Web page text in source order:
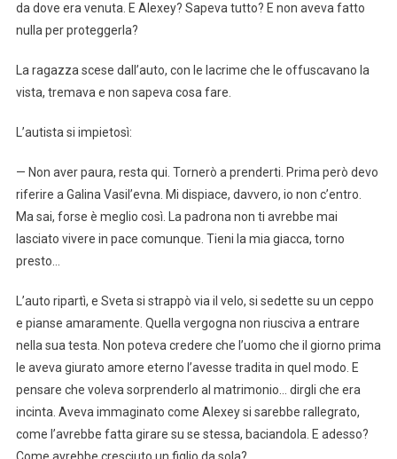
da dove era venuta. E Alexey? Sapeva tutto? E non aveva fatto
nulla per proteggerla?
La ragazza scese dall’auto, con le lacrime che le offuscavano la
vista, tremava e non sapeva cosa fare.
L’autista si impietosì:
— Non aver paura, resta qui. Tornerò a prenderti. Prima però devo
riferire a Galina Vasil’evna. Mi dispiace, davvero, io non c’entro.
Ma sai, forse è meglio così. La padrona non ti avrebbe mai
lasciato vivere in pace comunque. Tieni la mia giacca, torno
presto…
L’auto ripartì, e Sveta si strappò via il velo, si sedette su un ceppo
e pianse amaramente. Quella vergogna non riusciva a entrare
nella sua testa. Non poteva credere che l’uomo che il giorno prima
le aveva giurato amore eterno l’avesse tradita in quel modo. E
pensare che voleva sorprenderlo al matrimonio… dirgli che era
incinta. Aveva immaginato come Alexey si sarebbe rallegrato,
come l’avrebbe fatta girare su se stessa, baciandola. E adesso?